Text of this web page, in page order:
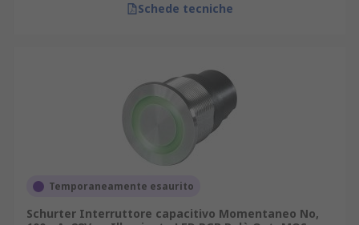
Schede tecniche
Temporaneamente esaurito
Schurter Interruttore capacitivo Momentaneo No,